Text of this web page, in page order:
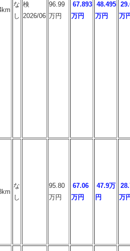
な
し
検
2026/06
96.99
万円
67.893
万円
48.495
万円
万
な
し
95.80
万円
67.06
万円
47.9万
円
万